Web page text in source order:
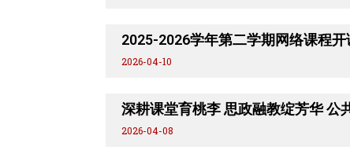
2025-2026学年第二学期网络课程开
2026-04-10
深耕课堂育桃李 思政融教绽芳华 公
2026-04-08